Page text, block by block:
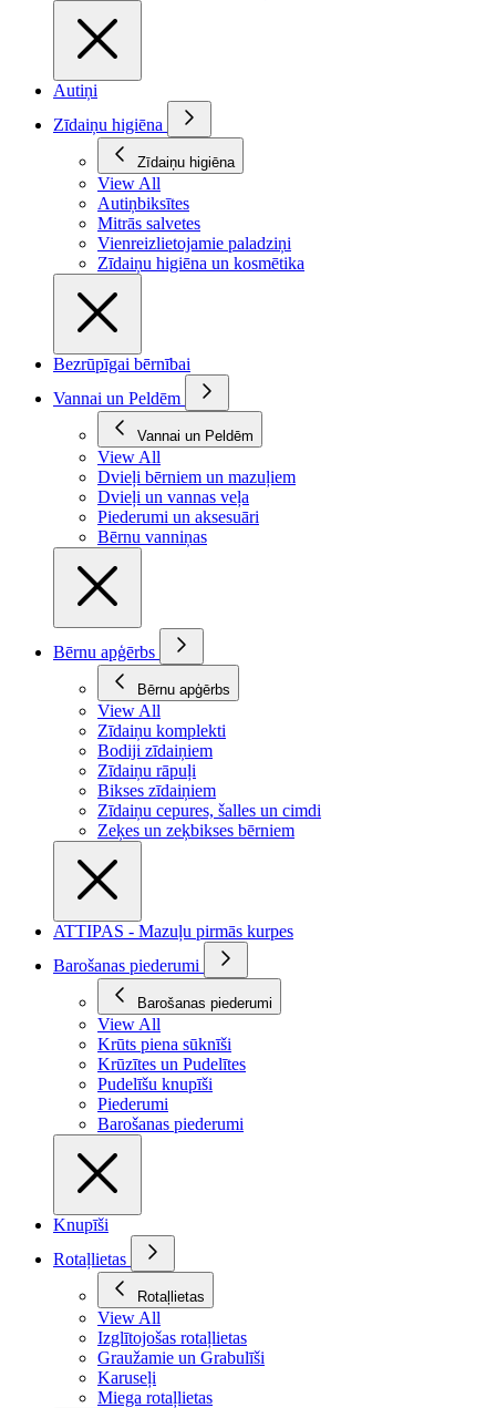
Autiņi
Zīdaiņu higiēna
Zīdaiņu higiēna
View All
Autiņbiksītes
Mitrās salvetes
Vienreizlietojamie paladziņi
Zīdaiņu higiēna un kosmētika
Bezrūpīgai bērnībai
Vannai un Peldēm
Vannai un Peldēm
View All
Dvieļi bērniem un mazuļiem
Dvieļi un vannas veļa
Piederumi un aksesuāri
Bērnu vanniņas
Bērnu apģērbs
Bērnu apģērbs
View All
Zīdaiņu komplekti
Bodiji zīdaiņiem
Zīdaiņu rāpuļi
Bikses zīdaiņiem
Zīdaiņu cepures, šalles un cimdi
Zeķes un zeķbikses bērniem
ATTIPAS - Mazuļu pirmās kurpes
Barošanas piederumi
Barošanas piederumi
View All
Krūts piena sūknīši
Krūzītes un Pudelītes
Pudelīšu knupīši
Piederumi
Barošanas piederumi
Knupīši
Rotaļlietas
Rotaļlietas
View All
Izglītojošas rotaļlietas
Graužamie un Grabulīši
Karuseļi
Miega rotaļlietas